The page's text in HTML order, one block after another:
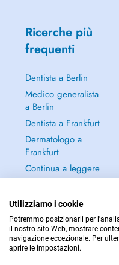
Ricerche più
frequenti
Dentista a Berlin
Medico generalista
a Berlin
Dentista a Frankfurt
Dermatologo a
Frankfurt
Continua a leggere
→
PER LE
Utilizziamo i cookie
Potremmo posizionarli per
il nostro sito Web, mostrare
navigazione eccezionale. Per
aprire le impostazioni.